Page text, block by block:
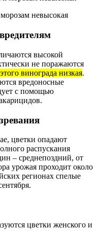
невысокая
высокой
не поражаются
винограда низкая.
вредоносные
с помощью
цветки опадают
распускания
– среднепоздний, от
урожая проходит около
регионах спелые
цветки женского и